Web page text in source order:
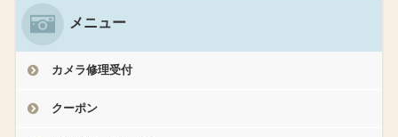
メニュー
カメラ修理受付
クーポン